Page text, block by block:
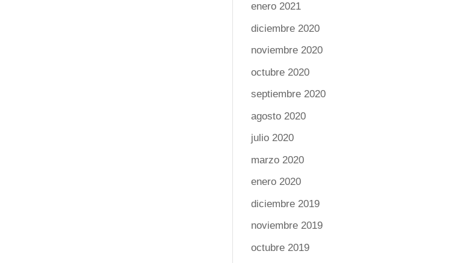
enero 2021
diciembre 2020
noviembre 2020
octubre 2020
septiembre 2020
agosto 2020
julio 2020
marzo 2020
enero 2020
diciembre 2019
noviembre 2019
octubre 2019